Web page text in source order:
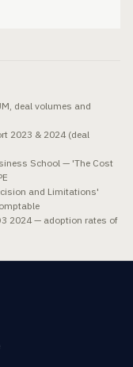
deal volumes and
2023 & 2024 (deal
School — 'The Cost
and Limitations'
2024 — adoption rates of